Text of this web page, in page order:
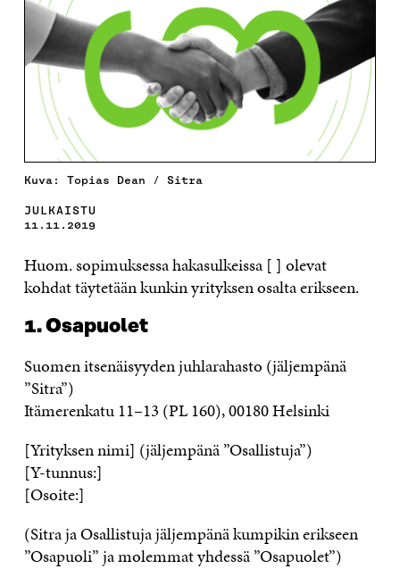
Kuva: Topias Dean / Sitra
JULKAISTU
11.11.2019
Huom. sopimuksessa hakasulkeissa [ ] olevat
kohdat täytetään kunkin yrityksen osalta erikseen.
1. Osapuolet
Suomen itsenäisyyden juhlarahasto (jäljempänä
”Sitra”)
Itämerenkatu 11–13 (PL 160), 00180 Helsinki
[Yrityksen nimi] (jäljempänä ”Osallistuja”)
[Y-tunnus:]
[Osoite:]
(Sitra ja Osallistuja jäljempänä kumpikin erikseen
”Osapuoli” ja molemmat yhdessä ”Osapuolet”)